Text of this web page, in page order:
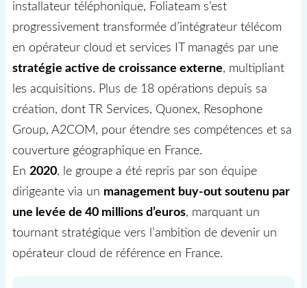
installateur téléphonique, Foliateam s’est
progressivement transformée d’intégrateur télécom
en opérateur cloud et services IT managés par une
stratégie active de croissance externe, multipliant
les acquisitions. Plus de 18 opérations depuis sa
création, dont TR Services, Quonex, Resophone
Group, A2COM, pour étendre ses compétences et sa
couverture géographique en France.
En 2020, le groupe a été repris par son équipe
dirigeante via un management buy-out soutenu par
une levée de 40 millions d’euros, marquant un
tournant stratégique vers l’ambition de devenir un
opérateur cloud de référence en France.